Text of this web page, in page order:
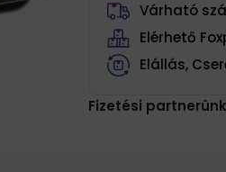
Várható
Elérhető
Elállás,
Fizetési